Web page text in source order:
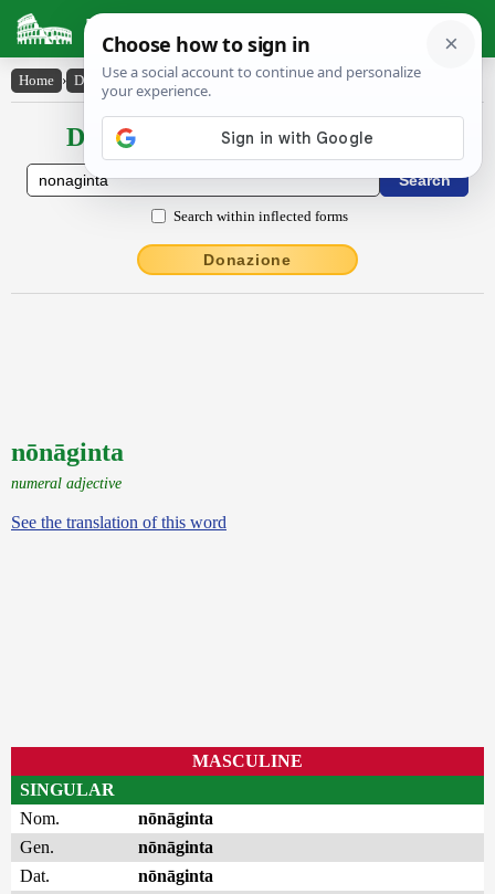
Latin Dictionary
Home › Declensions / Conjugations › nōnāginta
Declensions / Conjugations latin
Search within inflected forms
Donazione
nōnāginta
numeral adjective
See the translation of this word
MASCULINE
SINGULAR
Nom.
nōnāginta
Gen.
nōnāginta
Dat.
nōnāginta